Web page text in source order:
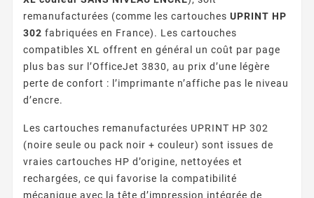
remanufacturées (comme les cartouches UPRINT HP
302 fabriquées en France). Les cartouches
compatibles XL offrent en général un coût par page
plus bas sur l’OfficeJet 3830, au prix d’une légère
perte de confort : l’imprimante n’affiche pas le niveau
d’encre.
Les cartouches remanufacturées UPRINT HP 302
(noire seule ou pack noir + couleur) sont issues de
vraies cartouches HP d’origine, nettoyées et
rechargées, ce qui favorise la compatibilité
mécanique avec la tête d’impression intégrée de